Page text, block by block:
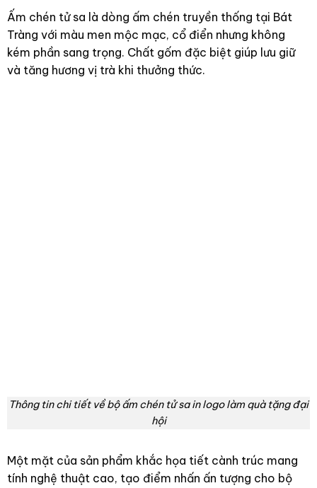
Ấm chén tử sa là dòng ấm chén truyền thống tại Bát
Tràng với màu men mộc mạc, cổ điển nhưng không
kém phần sang trọng. Chất gốm đặc biệt giúp lưu giữ
và tăng hương vị trà khi thưởng thức.
Thông tin chi tiết về bộ ấm chén tử sa in logo làm quà tặng đại
hội
Một mặt của sản phẩm khắc họa tiết cành trúc mang
tính nghệ thuật cao, tạo điểm nhấn ấn tượng cho bộ